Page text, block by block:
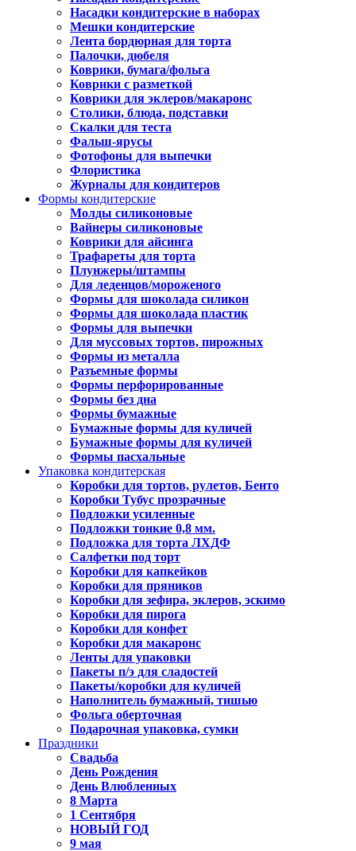
Насадки кондитерские в наборах
Мешки кондитерские
Лента бордюрная для торта
Палочки, дюбеля
Коврики, бумага/фольга
Коврики с разметкой
Коврики для эклеров/макаронс
Столики, блюда, подставки
Скалки для теста
Фальш-ярусы
Фотофоны для выпечки
Флористика
Журналы для кондитеров
Формы кондитерские
Молды силиконовые
Вайнеры силиконовые
Коврики для айсинга
Трафареты для торта
Плунжеры/штампы
Для леденцов/мороженого
Формы для шоколада силикон
Формы для шоколада пластик
Формы для выпечки
Для муссовых тортов, пирожных
Формы из металла
Разъемные формы
Формы перфорированные
Формы без дна
Формы бумажные
Бумажные формы для куличей
Бумажные формы для куличей
Формы пасхальные
Упаковка кондитерская
Коробки для тортов, рулетов, Бенто
Коробки Тубус прозрачные
Подложки усиленные
Подложки тонкие 0,8 мм.
Подложка для торта ЛХДФ
Салфетки под торт
Коробки для капкейков
Коробки для пряников
Коробки для зефира, эклеров, эскимо
Коробки для пирога
Коробки для конфет
Коробки для макаронс
Ленты для упаковки
Пакеты п/э для сладостей
Пакеты/коробки для куличей
Наполнитель бумажный, тишью
Фольга оберточная
Подарочная упаковка, сумки
Праздники
Свадьба
День Рождения
День Влюбленных
8 Марта
1 Сентября
НОВЫЙ ГОД
9 мая